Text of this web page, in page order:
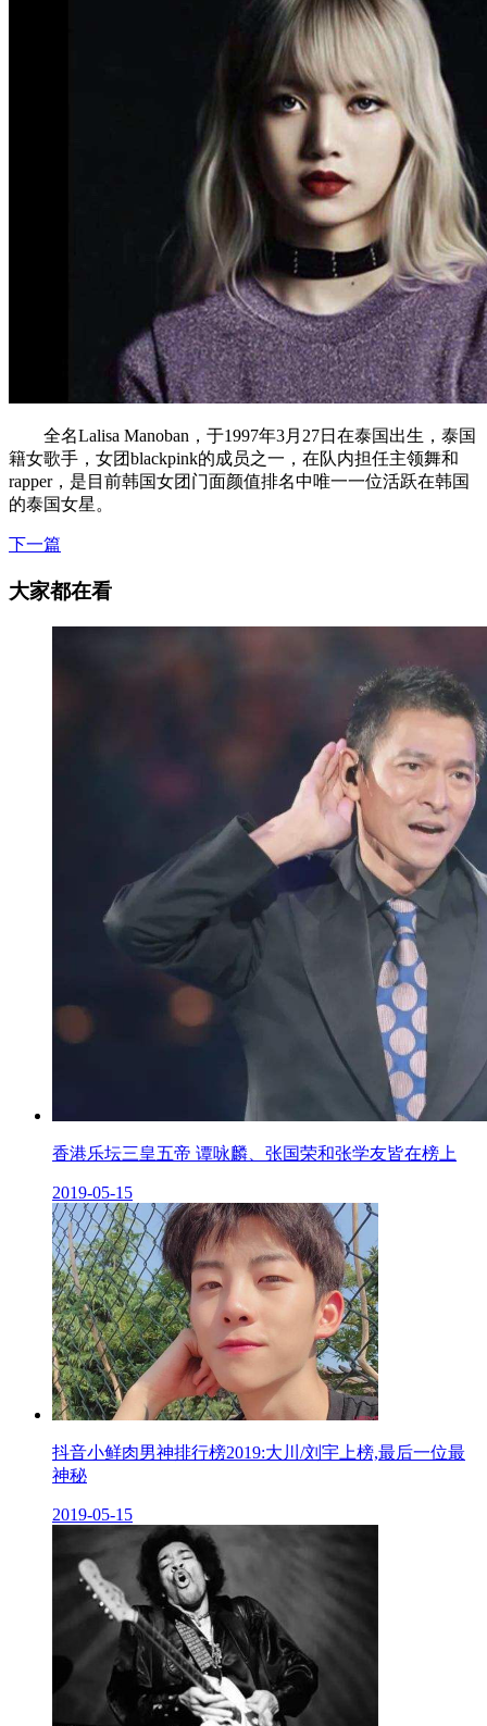
全名Lalisa Manoban，于1997年3月27日在泰国出生，泰国
籍女歌手，女团blackpink的成员之一，在队内担任主领舞和
rapper，是目前韩国女团门面颜值排名中唯一一位活跃在韩国
的泰国女星。
下一篇
大家都在看
香港乐坛三皇五帝 谭咏麟、张国荣和张学友皆在榜上
2019-05-15
抖音小鲜肉男神排行榜2019:大川/刘宇上榜,最后一位最
神秘
2019-05-15